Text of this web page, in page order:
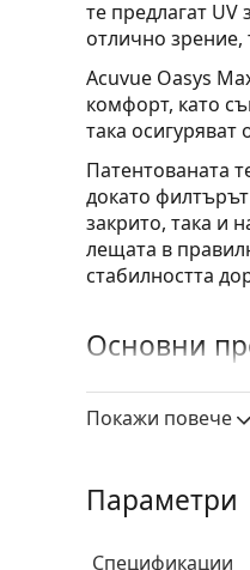
те предлагат
отлично зрение,
Acuvue Oasys
комфорт, като
така
Патентованата
докато
закрито, така и
лещата в
стабилността
Основни
предимства,
достига до
Комфорт през
Покажи повече
Параметри
Спецификации